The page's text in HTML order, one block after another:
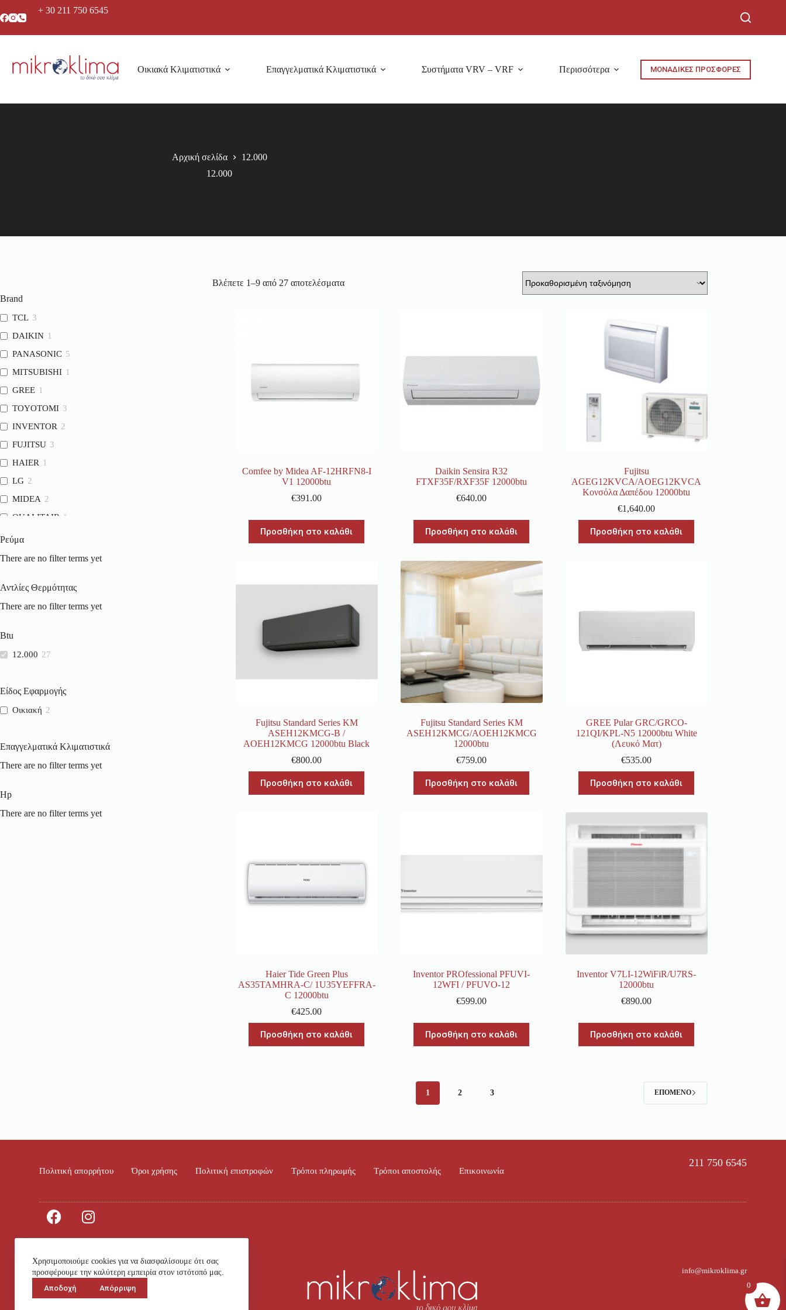
Χρησιμοποιούμε cookies για να διασφαλίσουμε ότι σας
προσφέρουμε την καλύτερη εμπειρία στον ιστότοπό μας.
Αποδοχή
Απόρριψη
+ 30 211 750 6545
Οικιακά Κλιματιστικά Επαγγελματικά Κλιματιστικά Συστήματα VRV – VRF Περισσότερα ΜΟΝΑΔΙΚΕΣ ΠΡΟΣΦΟΡΕΣ
Αρχική σελίδα
12.000
12.000
Βλέπετε 1–9 από 27 αποτελέσματα
Comfee by Midea AF-12HRFN8-I
V1 12000btu
€391.00
Προσθήκη στο καλάθι
Daikin Sensira R32
FTXF35F/RXF35F 12000btu
€640.00
Προσθήκη στο καλάθι
Fujitsu
AGEG12KVCA/AOEG12KVCA
Κονσόλα Δαπέδου 12000btu
€1,640.00
Προσθήκη στο καλάθι
Fujitsu Standard Series KM
ASEH12KMCG-B /
AOEH12KMCG 12000btu Black
€800.00
Προσθήκη στο καλάθι
Fujitsu Standard Series KM
ASEH12KMCG/AOEH12KMCG
12000btu
€759.00
Προσθήκη στο καλάθι
GREE Pular GRC/GRCO-
121QI/KPL-N5 12000btu White
(Λευκό Ματ)
€535.00
Προσθήκη στο καλάθι
Haier Tide Green Plus
AS35TAMHRA-C/ 1U35YEFFRA-
C 12000btu
€425.00
Προσθήκη στο καλάθι
Inventor PROfessional PFUVI-
12WFI / PFUVO-12
€599.00
Προσθήκη στο καλάθι
Inventor V7LI-12WiFiR/U7RS-
12000btu
€890.00
Προσθήκη στο καλάθι
1 2 3 ΕΠΌΜΕΝΟ
Brand
TCL 3
DAIKIN 1
PANASONIC 5
MITSUBISHI 1
GREE 1
TOYOTOMI 3
INVENTOR 2
FUJITSU 3
HAIER 1
LG 2
MIDEA 2
QUALITAIR 1
COMFEE
Ρεύμα
There are no filter terms yet
Αντλίες Θερμότητας
There are no filter terms yet
Btu
12.000 27
Είδος Εφαρμογής
Οικιακή 2
Επαγγελματικά Κλιματιστικά
There are no filter terms yet
Hp
There are no filter terms yet
Πολιτική απορρήτου Όροι χρήσης Πολιτική επιστροφών Τρόποι πληρωμής Τρόποι αποστολής Επικοινωνία
211 750 6545
© 2023 All rights Reserved. Design by 4ty.gr
info@mikroklima.gr
0